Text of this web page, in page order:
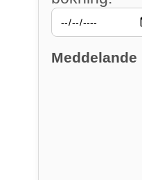
Meddelande